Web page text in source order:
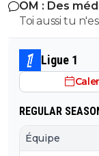
OM : Des
accusé
Toi aussi tu
Ligue 1
REGULAR
Équipe